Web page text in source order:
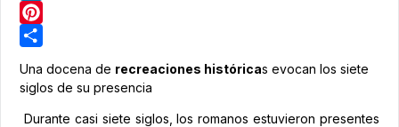
LinkedIn
Pinterest
Una docena de recreaciones históricas evocan los siete
siglos de su presencia
Durante casi siete siglos, los romanos estuvieron presentes